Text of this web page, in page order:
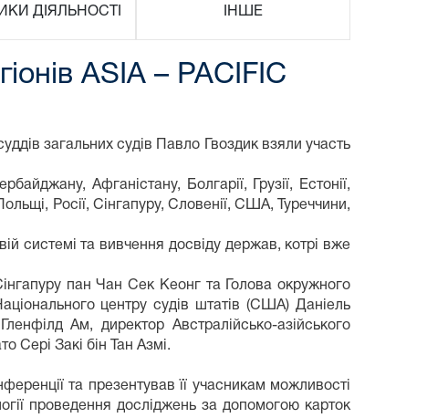
ДІЯЛЬНОСТІ ІНШЕ
ASIA – PACIFIC
загальних судів Павло Гвоздик взяли участь
Афганістану, Болгарії, Грузії, Естонії,
Росії, Сінгапуру, Словенії, США, Туреччини,
системі та вивчення досвіду держав, котрі вже
пан Чан Сек Кеонг та Голова окружного
центру судів штатів (США) Даніель
Ам, директор Австралійсько-азійського
Сері Закі бін Тан Азмі.
та презентував її учасникам можливості
проведення досліджень за допомогою карток